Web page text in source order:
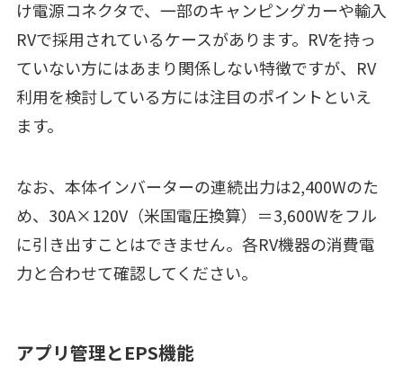
け電源コネクタで、一部のキャンピングカーや輸入
RVで採用されているケースがあります。RVを持っ
ていない方にはあまり関係しない特徴ですが、RV
利用を検討している方には注目のポイントといえ
ます。
なお、本体インバーターの連続出力は2,400Wのた
め、30A×120V（米国電圧換算）＝3,600Wをフル
に引き出すことはできません。各RV機器の消費電
力と合わせて確認してください。
アプリ管理とEPS機能